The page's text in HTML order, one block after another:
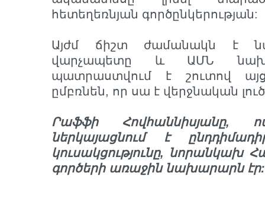
հետեղեռնյան գործընկերության:
Այժմ ճիշտ ժամանակն է
վարչապետը և ԱՄՆ
պատրաստվում է շուտով
ըմբռնեն, որ սա է վերջնական
Րաֆֆի Հովհաննիսյանը,
ներկայացնում է
կուսակցությունը, նորանկախ
գործերի առաջին նախարարն էր: